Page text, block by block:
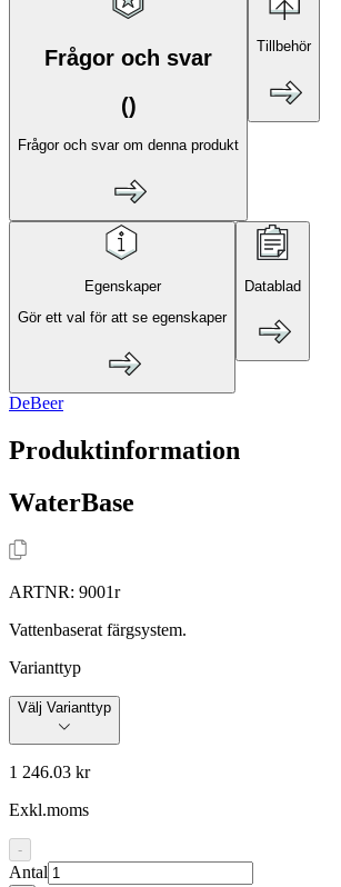
Frågor och svar
()
Frågor och svar om denna produkt
Tillbehör
Egenskaper
Gör ett val för att se egenskaper
Datablad
DeBeer
Produktinformation
WaterBase
ARTNR: 9001r
Vattenbaserat färgsystem.
Varianttyp
Välj Varianttyp
1 246.03 kr
Exkl.moms
-
Antal